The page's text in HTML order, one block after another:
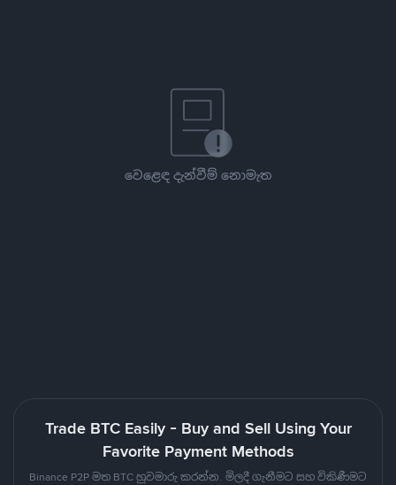
වෙළෙඳ දැන්වීම් නොමැත
Trade BTC Easily - Buy and Sell Using Your
Favorite Payment Methods
Binance P2P මත BTC හුවමාරු කරන්න. මිලදී ගැනීමට සහ විකිණීමට